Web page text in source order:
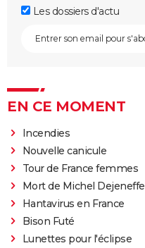
Les dossiers d'actu
EN CE MOMENT
Incendies
Nouvelle canicule
Tour de France femmes
Mort de Michel Dejeneffe
Hantavirus en France
Bison Futé
Lunettes pour l'éclipse